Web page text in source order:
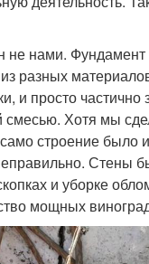
не нами. Фундамент
разных
и просто частично
Хотя мы
строение было
Стены
и уборке
мощных